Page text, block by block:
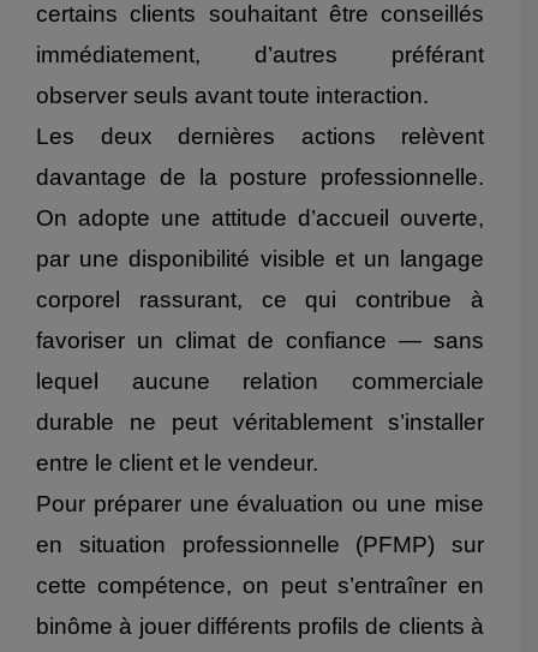
certains clients souhaitant être conseillés
immédiatement, d’autres préférant
observer seuls avant toute interaction.
Les deux dernières actions relèvent
davantage de la posture professionnelle.
On adopte une attitude d’accueil ouverte,
par une disponibilité visible et un langage
corporel rassurant, ce qui contribue à
favoriser un climat de confiance — sans
lequel aucune relation commerciale
durable ne peut véritablement s’installer
entre le client et le vendeur.
Pour préparer une évaluation ou une mise
en situation professionnelle (PFMP) sur
cette compétence, on peut s’entraîner en
binôme à jouer différents profils de clients à